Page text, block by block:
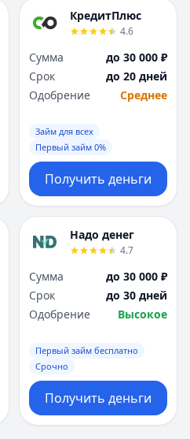
КредитПлюс
4.6
Сумма
до 30 000 ₽
Срок
до 20 дней
Одобрение
Среднее
Займ для всех
Первый займ 0%
Получить деньги
Надо денег
4.7
Сумма
до 30 000 ₽
Срок
до 30 дней
Одобрение
Высокое
Первый займ бесплатно
Срочно
Получить деньги